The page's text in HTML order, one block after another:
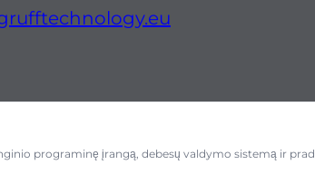
programinę įrangą, debesų valdymo sistemą ir